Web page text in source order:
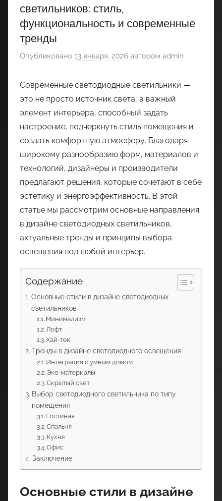
светильников: стиль,
функциональность и современные
тренды
Опубликовано 13 января, 2026 автором admin
Современные светодиодные светильники —
это не просто источник света, а важный
элемент интерьера, способный задать
настроение, подчеркнуть стиль помещения и
создать комфортную атмосферу. Благодаря
широкому разнообразию форм, материалов и
технологий, дизайнеры и производители
предлагают решения, которые сочетают в себе
эстетику и энергоэффективность. В этой
статье мы рассмотрим основные направления
в дизайне светодиодных светильников,
актуальные тренды и принципы выбора
освещения под любой интерьер.
Содержание
Основные стили в дизайне светодиодных
светильников
Минимализм
Лофт
Хай-тек
Тренды в дизайне светодиодного освещения
Интеграция с умным домом
Эко-материалы
Скрытый свет
Выбор светодиодного светильника по типу
помещения
Гостиная
Спальня
Кухня
Офис
Заключение
Основные стили в дизайне